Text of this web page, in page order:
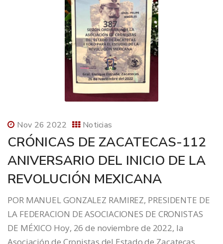
Nov 26 2022 Noticias
CRÓNICAS DE ZACATECAS-112
ANIVERSARIO DEL INICIO DE LA
REVOLUCIÓN MEXICANA
POR MANUEL GONZALEZ RAMIREZ, PRESIDENTE DE
LA FEDERACION DE ASOCIACIONES DE CRONISTAS
DE MÉXICO Hoy, 26 de noviembre de 2022, la